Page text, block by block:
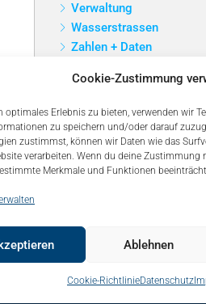
Cookie-Zustimmung
optimales Erlebnis zu bieten, verwenden wir
zu speichern und/oder darauf
zustimmst, können wir Daten wie das
verarbeiten. Wenn du deine Zustimmung
Merkmale und Funktionen
Ablehnen
Cookie-RichtlinieDatenschutz
Verwaltung
Wasserstrassen
Zahlen + Daten
Über uns – About Impressum